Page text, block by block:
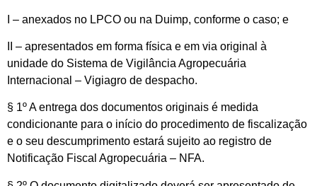
I – anexados no LPCO ou na Duimp, conforme o caso; e
II – apresentados em forma física e em via original à
unidade do Sistema de Vigilância Agropecuária
Internacional – Vigiagro de despacho.
§ 1º A entrega dos documentos originais é medida
condicionante para o início do procedimento de fiscalização
e o seu descumprimento estará sujeito ao registro de
Notificação Fiscal Agropecuária – NFA.